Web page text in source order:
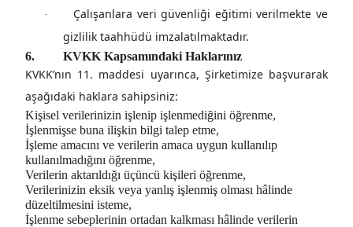
·
Çalışanlara veri güvenliği eğitimi verilmekte ve
gizlilik taahhüdü imzalatılmaktadır.
6. KVKK Kapsamındaki Haklarınız
KVKK’nın 11. maddesi uyarınca, Şirketimize başvurarak
aşağıdaki haklara sahipsiniz:
Kişisel verilerinizin işlenip işlenmediğini öğrenme,
İşlenmişse buna ilişkin bilgi talep etme,
İşleme amacını ve verilerin amaca uygun kullanılıp
kullanılmadığını öğrenme,
Verilerin aktarıldığı üçüncü kişileri öğrenme,
Verilerinizin eksik veya yanlış işlenmiş olması hâlinde
düzeltilmesini isteme,
İşlenme sebeplerinin ortadan kalkması hâlinde verilerin